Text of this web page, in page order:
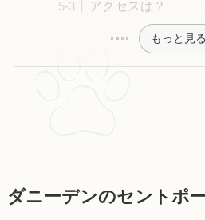
アクセスは？
もっと見る
ダニーデンのセントポ